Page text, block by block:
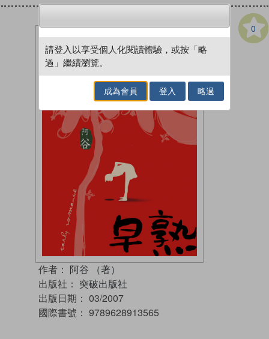
0
作者： 阿谷 （著）
出版社： 突破出版社
出版日期： 03/2007
國際書號： 9789628913565
請登入以享受個人化閱讀體驗，或按「略
過」繼續瀏覽。
成為會員 登入 略過